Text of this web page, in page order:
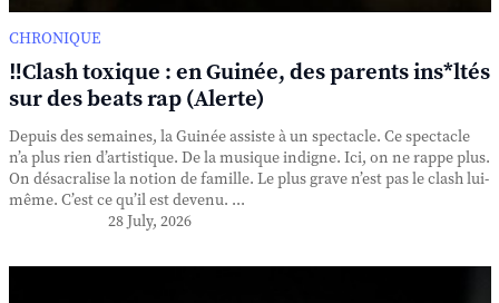
CHRONIQUE
‼️Clash toxique : en Guinée, des parents ins*ltés
sur des beats rap (Alerte)
Depuis des semaines, la Guinée assiste à un spectacle. Ce spectacle
n’a plus rien d’artistique. De la musique indigne. Ici, on ne rappe plus.
On désacralise la notion de famille. Le plus grave n’est pas le clash lui-
même. C’est ce qu’il est devenu. ...
28 July, 2026